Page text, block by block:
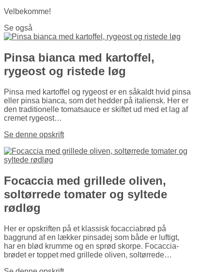
Velbekomme!
Se også
Pinsa bianca med kartoffel,
rygeost og ristede løg
Pinsa med kartoffel og rygeost er en såkaldt hvid pinsa
eller pinsa bianca, som det hedder på italiensk. Her er
den traditio­nelle tomatsauce er skiftet ud med et lag af
cremet rygeost…
Se denne opskrift
Focaccia med grillede oliven,
soltørrede tomater og syltede
rødløg
Her er opskriften på et klassisk focaccia­brød på
baggrund af en lækker pinsadej som både er luftigt,
har en blød krumme og en sprød skorpe. Focaccia­
brødet er toppet med grillede oliven, soltørrede…